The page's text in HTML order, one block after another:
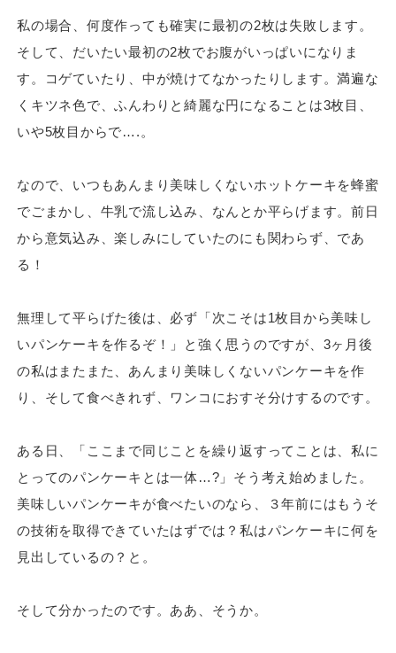
私の場合、何度作っても確実に最初の2枚は失敗します。
そして、だいたい最初の2枚でお腹がいっぱいになりま
す。コゲていたり、中が焼けてなかったりします。満遍な
くキツネ色で、ふんわりと綺麗な円になることは3枚目、
いや5枚目からで….。
なので、いつもあんまり美味しくないホットケーキを蜂蜜
でごまかし、牛乳で流し込み、なんとか平らげます。前日
から意気込み、楽しみにしていたのにも関わらず、であ
る！
無理して平らげた後は、必ず「次こそは1枚目から美味し
いパンケーキを作るぞ！」と強く思うのですが、3ヶ月後
の私はまたまた、あんまり美味しくないパンケーキを作
り、そして食べきれず、ワンコにおすそ分けするのです。
ある日、「ここまで同じことを繰り返すってことは、私に
とってのパンケーキとは一体…?」そう考え始めました。
美味しいパンケーキが食べたいのなら、３年前にはもうそ
の技術を取得できていたはずでは？私はパンケーキに何を
見出しているの？と。
そして分かったのです。ああ、そうか。